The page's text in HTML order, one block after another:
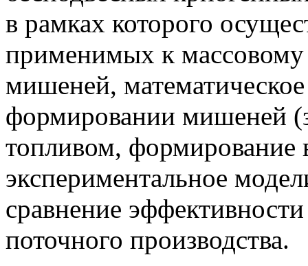
в рамках которого
применимых к массовому
мишеней,
формировании мишеней
топливом, формирование
экспериментальное
сравнение
поточного производства.